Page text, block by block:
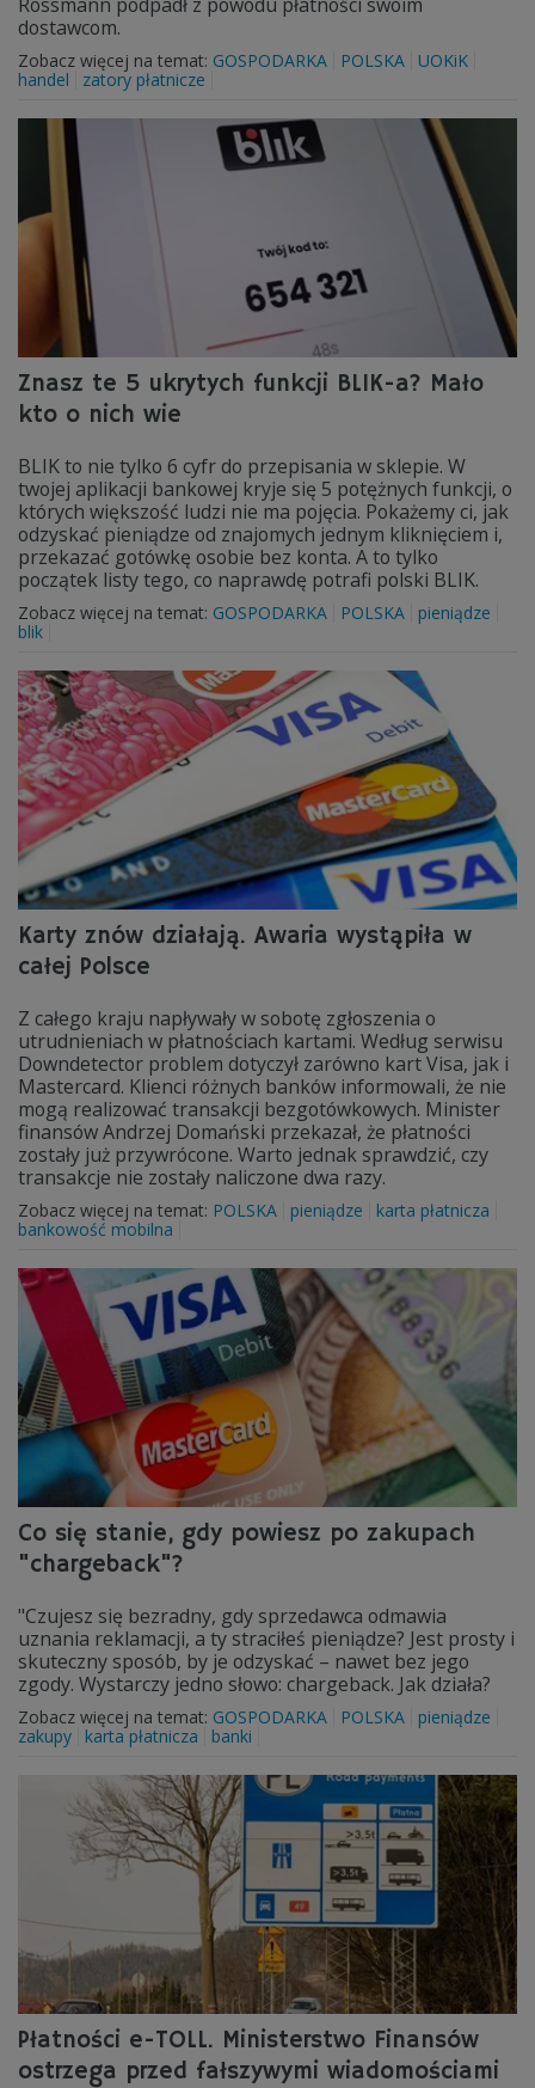
dostawcom.
Zobacz więcej na temat: GOSPODARKA POLSKA
UOKiK
handel
zatory płatnicze
Znasz te 5 ukrytych funkcji BLIK-a? Mało
kto o nich wie
BLIK to nie tylko 6 cyfr do przepisania w sklepie. W
twojej aplikacji bankowej kryje się 5 potężnych funkcji, o
których większość ludzi nie ma pojęcia. Pokażemy ci, jak
odzyskać pieniądze od znajomych jednym kliknięciem i,
przekazać gotówkę osobie bez konta. A to tylko
początek listy tego, co naprawdę potrafi polski BLIK.
Zobacz więcej na temat: GOSPODARKA POLSKA
pieniądze
blik
Karty znów działają. Awaria wystąpiła w
całej Polsce
Z całego kraju napływały w sobotę zgłoszenia o
utrudnieniach w płatnościach kartami. Według serwisu
Downdetector problem dotyczył zarówno kart Visa, jak i
Mastercard. Klienci różnych banków informowali, że nie
mogą realizować transakcji bezgotówkowych. Minister
finansów Andrzej Domański przekazał, że płatności
zostały już przywrócone. Warto jednak sprawdzić, czy
transakcje nie zostały naliczone dwa razy.
Zobacz więcej na temat: POLSKA pieniądze
karta płatnicza
bankowość mobilna
Co się stanie, gdy powiesz po zakupach
"chargeback"?
"Czujesz się bezradny, gdy sprzedawca odmawia
uznania reklamacji, a ty straciłeś pieniądze? Jest prosty i
skuteczny sposób, by je odzyskać – nawet bez jego
zgody. Wystarczy jedno słowo: chargeback. Jak działa?
Zobacz więcej na temat: GOSPODARKA POLSKA
pieniądze
zakupy
karta płatnicza banki
Płatności e-TOLL. Ministerstwo Finansów
ostrzega przed fałszywymi wiadomościami